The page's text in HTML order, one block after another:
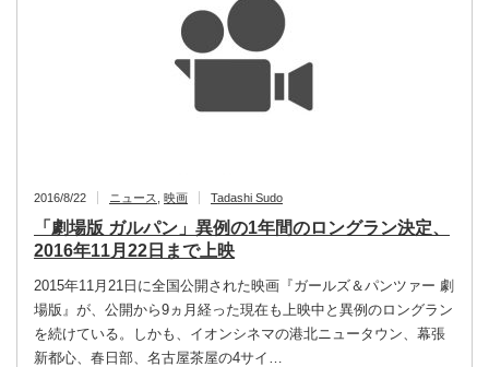
2016/8/22 ニュース 映画 Tadashi Sudo
「劇場版 ガルパン」異例の1年間のロングラン決定、
2016年11月22日まで上映
2015年11月21日に全国公開された映画『ガールズ＆パンツァー 劇
場版』が、公開から9ヵ月経った現在も上映中と異例のロングラン
を続けている。しかも、イオンシネマの港北ニュータウン、幕張
新都心、春日部、名古屋茶屋の4サイ…